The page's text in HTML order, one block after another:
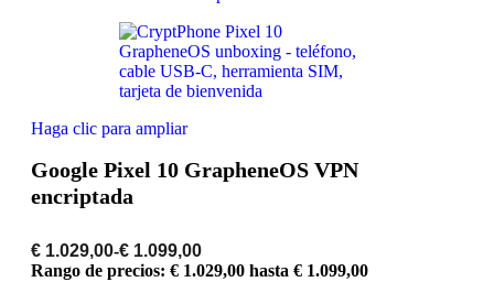
Haga clic para ampliar
Google Pixel 10 GrapheneOS VPN
encriptada
€ 1.029,00-€ 1.099,00
Rango de precios: € 1.029,00 hasta € 1.099,00